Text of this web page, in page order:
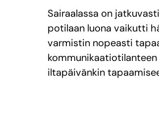
Sairaalassa on
potilaan luona vaikutti
varmistin nopeasti
iltapäivänkin